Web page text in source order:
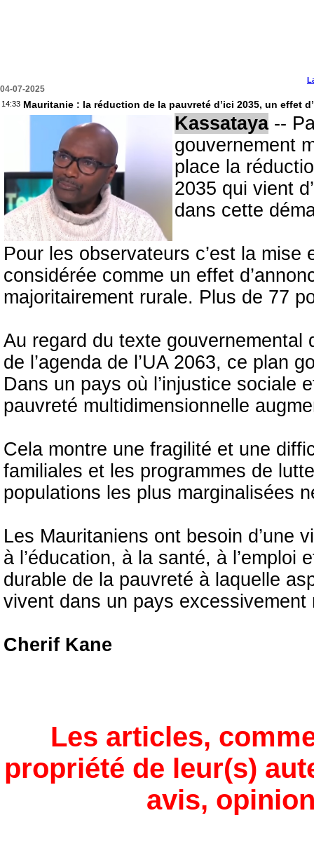
04-07-2025
14:33 Mauritanie : la réduction de la pauvreté d’ici 2035, un effet
Kassataya--
gouvernement
place la
2035 qui vient
dans cette
Pour les observateurs c’est la
considérée comme un effet
majoritairement rurale. Plus de 77
Au regard du texte gouvernemental
de l’agenda de l’UA 2063, ce plan
Dans un pays où l’injustice sociale
pauvreté multidimensionnelle
Cela montre une fragilité et une
familiales et les programmes de
populations les plus marginalisées
Les Mauritaniens ont besoin d’une
à l’éducation, à la santé, à l’emploi
durable de la pauvreté à laquelle
vivent dans un pays excessivement
Cherif Kane
Les articles,
propriété de leur(s)
avis,